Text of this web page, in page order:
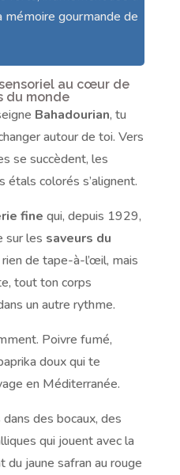
mémoire gourmande de
au cœur de
du monde
Bahadourian, tu
autour de toi. Vers
se succèdent, les
étals colorés s’alignent.
fine qui, depuis 1929,
sur les saveurs du
rien de tape-à-l’œil, mais
tout ton corps
un autre rythme.
Poivre fumé,
doux qui te
en Méditerranée.
des bocaux, des
qui jouent avec la
du jaune safran au rouge